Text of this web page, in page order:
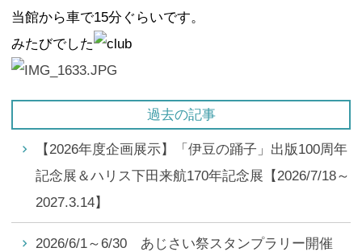
当館から車で15分ぐらいです。
みたびでした
過去の記事
【2026年度企画展示】「伊豆の踊子」出版100周年
記念展＆ハリス下田来航170年記念展【2026/7/18～
2027.3.14】
2026/6/1～6/30 あじさい祭スタンプラリー開催